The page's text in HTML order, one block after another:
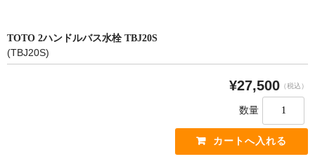
組合せ大便器セット
TOTO 2ハンドルバス水栓 TBJ20S
(TBJ20S)
¥27,500 （税込）
数量